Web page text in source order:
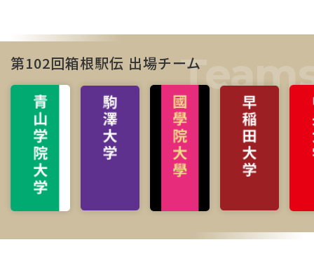
第102回箱根駅伝 出場チーム